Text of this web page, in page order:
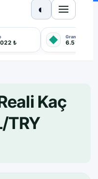
₺ ◆ Gram Altın
6.511,600
◐
Kaç
TRY